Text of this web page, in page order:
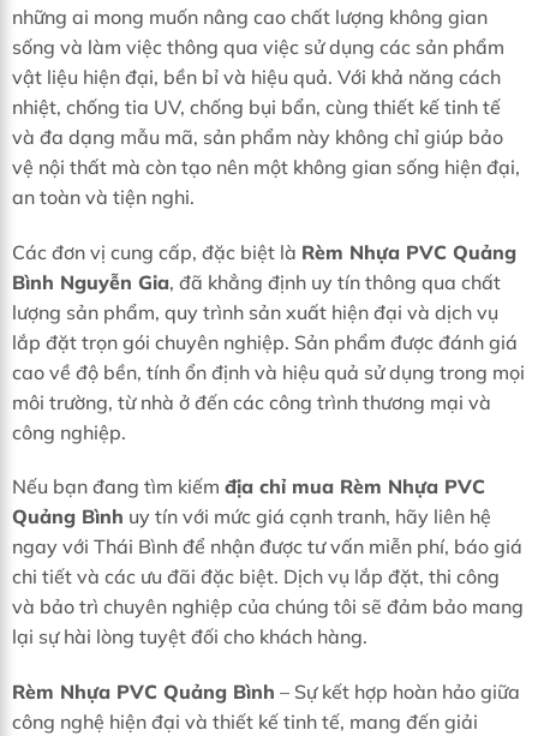
những ai mong muốn nâng cao chất lượng không gian
sống và làm việc thông qua việc sử dụng các sản phẩm
vật liệu hiện đại, bền bỉ và hiệu quả. Với khả năng cách
nhiệt, chống tia UV, chống bụi bẩn, cùng thiết kế tinh tế
và đa dạng mẫu mã, sản phẩm này không chỉ giúp bảo
vệ nội thất mà còn tạo nên một không gian sống hiện đại,
an toàn và tiện nghi.
Các đơn vị cung cấp, đặc biệt là Rèm Nhựa PVC Quảng
Bình Nguyễn Gia, đã khẳng định uy tín thông qua chất
lượng sản phẩm, quy trình sản xuất hiện đại và dịch vụ
lắp đặt trọn gói chuyên nghiệp. Sản phẩm được đánh giá
cao về độ bền, tính ổn định và hiệu quả sử dụng trong mọi
môi trường, từ nhà ở đến các công trình thương mại và
công nghiệp.
Nếu bạn đang tìm kiếm địa chỉ mua Rèm Nhựa PVC
Quảng Bình uy tín với mức giá cạnh tranh, hãy liên hệ
ngay với Thái Bình để nhận được tư vấn miễn phí, báo giá
chi tiết và các ưu đãi đặc biệt. Dịch vụ lắp đặt, thi công
và bảo trì chuyên nghiệp của chúng tôi sẽ đảm bảo mang
lại sự hài lòng tuyệt đối cho khách hàng.
Rèm Nhựa PVC Quảng Bình – Sự kết hợp hoàn hảo giữa
công nghệ hiện đại và thiết kế tinh tế, mang đến giải